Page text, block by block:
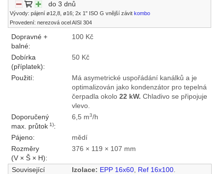
do 3 dnů
Vývody: pájení ø12,8, ø16; 2x 1" ISO G vnější závitkombo
Provedení: nerezová ocel AISI 304
Dopravné +
balné:
100 Kč
Dobírka
(příplatek):
50 Kč
Použití:
Má asymetrické uspořádání kanálků a je
optimalizován jako kondenzátor pro tepelná
čerpadla okolo 22 kW. Chladivo se připojuje
vlevo.
Doporučený
max. průtok1):
6,5 m3/h
Pájeno:
mědí
Rozměry
(V × Š × H):
376 × 119 × 107 mm
Související
Izolace: EPP 16x60, Ref 16x100.